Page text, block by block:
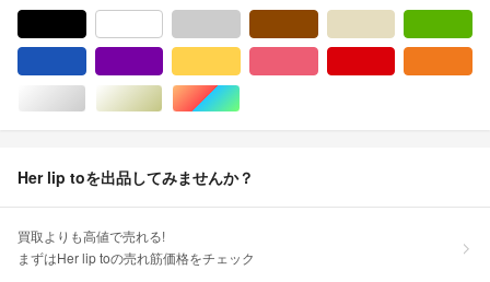
シルバー/銀色系ゴールド/金色系マルチカラー
Her lip toを出品してみませんか？
買取よりも高値で売れる!
まずはHer lip toの売れ筋価格をチェック